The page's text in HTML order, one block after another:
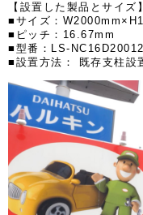
【設置した製品とサイズ】
■サイズ：
■ピッチ：16.67mm
■型番：LS-
■設置方法： 既存支柱設